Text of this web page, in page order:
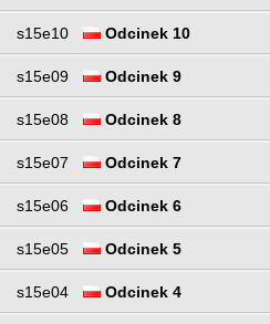
s15e10 Odcinek 10
s15e09 Odcinek 9
s15e08 Odcinek 8
s15e07 Odcinek 7
s15e06 Odcinek 6
s15e05 Odcinek 5
s15e04 Odcinek 4